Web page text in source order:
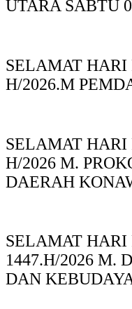
UTARA SABTU
SELAMAT HARI
H/2026.M
SELAMAT HARI
H/2026 M.
DAERAH
SELAMAT
1447.H/2026 M.
DAN